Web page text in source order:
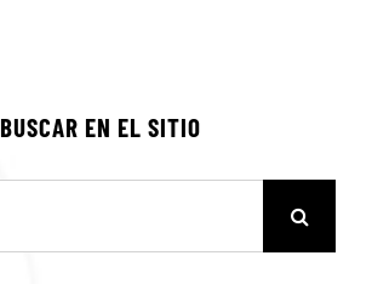
BUSCAR EN EL SITIO